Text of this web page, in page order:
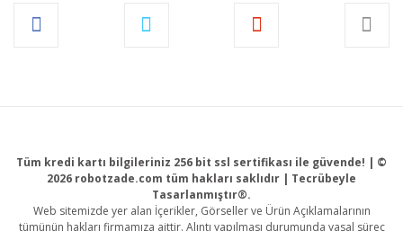
Tüm kredi kartı bilgileriniz 256 bit ssl sertifikası ile güvende! | ©
2026 robotzade.com tüm hakları saklıdır | Tecrübeyle
Tasarlanmıştır®.
Web sitemizde yer alan İçerikler, Görseller ve Ürün Açıklamalarının
tümünün hakları firmamıza aittir. Alıntı yapılması durumunda yasal süreç